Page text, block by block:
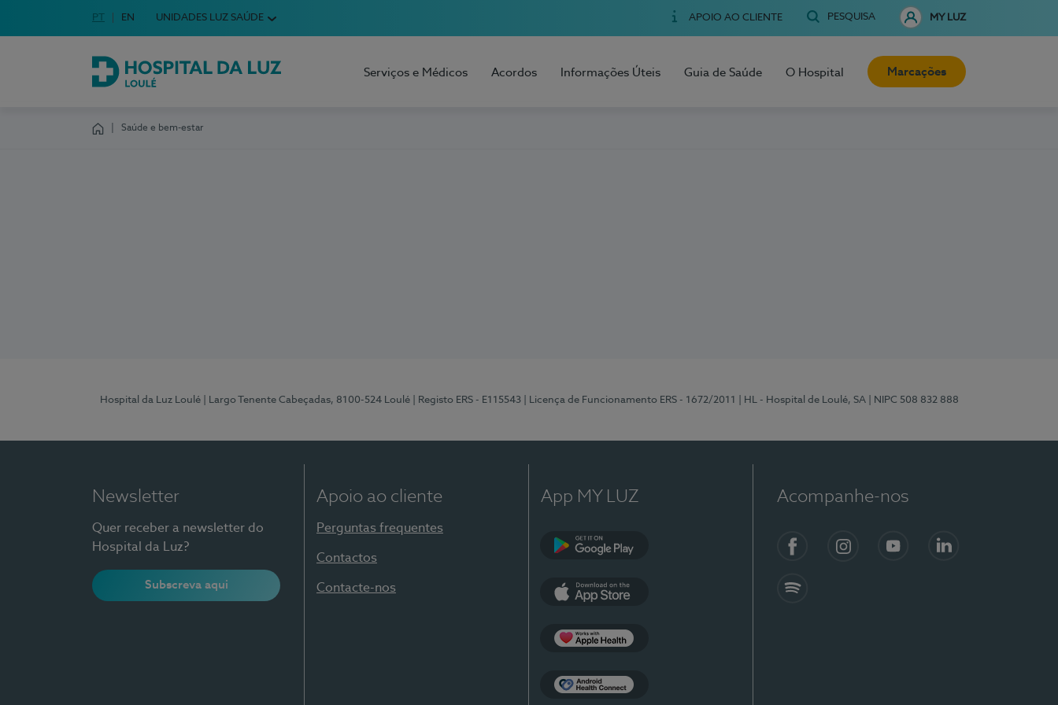
Escolha o seu idioma
Idioma em Português
PT English Language
EN UNIDADES LUZ SAÚDE APOIO AO CLIENTE PESQUISA MY LUZ
Hospital da Luz Loulé
Serviços e Médicos Acordos Informações Úteis Guia de Saúde O Hospital Marcações
Saúde e bem-estar
Hospital da Luz Loulé | Largo Tenente Cabeçadas, 8100-524 Loulé | Registo ERS - E115543 | Licença de Funcionamento ERS - 1672/2011 | HL - Hospital de Loulé, SA | NIPC 508 832 888
Newsletter
Quer receber a newsletter do
Hospital da Luz?
Subscreva aqui
Apoio ao cliente
Perguntas frequentes
Contactos
Contacte-nos
App MY LUZ Acompanhe-nos